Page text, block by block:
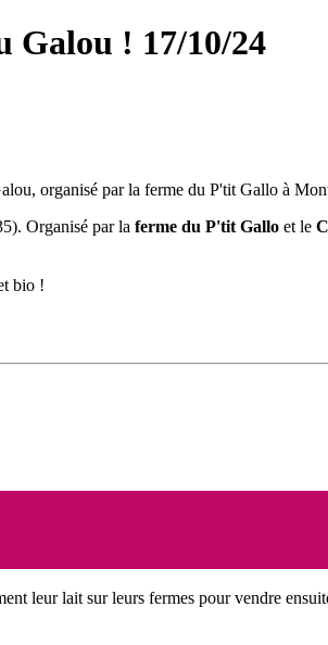
Galou ! 17/10/24
organisé par la ferme du P'tit Gallo à
Organisé par la ferme du P'tit Gallo et le
bio !
leur lait sur leurs fermes pour vendre